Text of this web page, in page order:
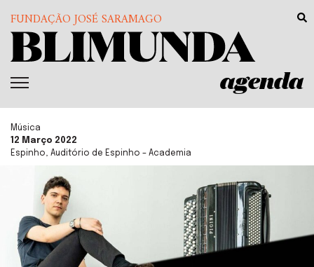
FUNDAÇÃO JOSÉ SARAMAGO
agenda
Música
12 Março 2022
Espinho, Auditório de Espinho – Academia